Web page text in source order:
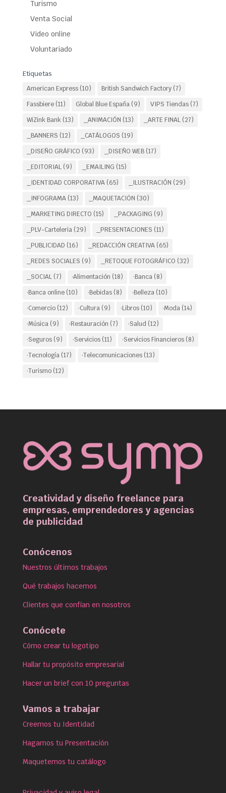
Turismo
Venta Social
Video online
Voluntariado
Etiquetas
American Express(10) British Sandwich Factory(7)
Fassbiere(11) Global Blue España(9) VIPS Tiendas(7)
WiZink Bank(13) _ANIMACIÓN (13) _ARTE FINAL(27)
_BANNERS (12) _CATÁLOGOS (19)
_DISEÑO GRÁFICO (93) _DISEÑO WEB(17)
_EDITORIAL(9) _EMAILING (15)
_IDENTIDAD CORPORATIVA(65) _ILUSTRACIÓN (29)
_INFOGRAMA(13) _MAQUETACIÖN (30)
_MARKETING DIRECTO (15) _PACKAGING (9)
_PLV-Carteleria(29) _PRESENTACIONES (11)
_PUBLICIDAD (16) _REDACCIÓN CREATIVA(65)
_REDES SOCIALES (9) _RETOQUE FOTOGRÁFICO (32)
_SOCIAL(7) ·Alimentación (18) ·Banca(8)
·Banca online(10) ·Bebidas(8) ·Belleza(10)
·Comercio(12) ·Cultura(9) ·Libros(10) ·Moda(14)
·Música(9) ·Restauración (7) ·Salud (12)
·Seguros(9) ·Servicios(11) ·Servicios Financieros(8)
·Tecnología(17) ·Telecomunicaciones(13)
·Turismo(12)
Creatividad y diseño freelance para
empresas, emprendedores y agencias
de publicidad
Conócenos
Nuestros últimos trabajos
Qué trabajos hacemos
Clientes que confían en nosotros
Conócete
Cómo crear tu logotipo
Hallar tu propósito empresarial
Hacer un brief con 10 preguntas
Vamos a trabajar
Creemos tu Identidad
Hagamos tu Presentación
Maquetemos tu catálogo